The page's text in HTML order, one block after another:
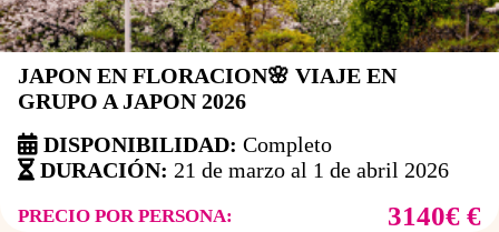
JAPON EN FLORACION🌸 VIAJE EN
GRUPO A JAPON 2026
DISPONIBILIDAD: Completo
DURACIÓN: 21 de marzo al 1 de abril 2026
PRECIO POR PERSONA: 3140€ €